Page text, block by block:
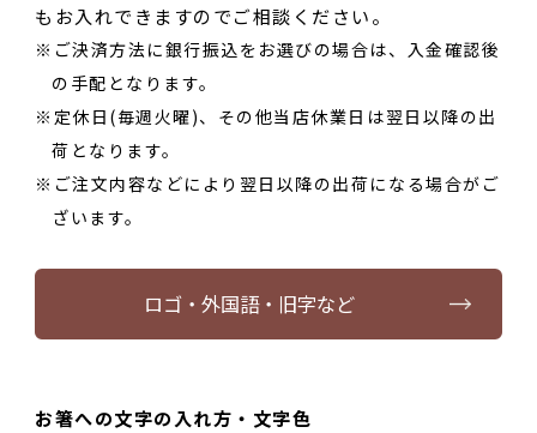
もお入れできますのでご相談ください。
ご決済方法に銀行振込をお選びの場合は、入金確認後
の手配となります。
定休日(毎週火曜)、その他当店休業日は翌日以降の出
荷となります。
ご注文内容などにより翌日以降の出荷になる場合がご
ざいます。
ロゴ・外国語・旧字など
お箸への文字の入れ方・文字色